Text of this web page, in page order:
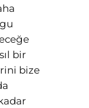
bir
bize